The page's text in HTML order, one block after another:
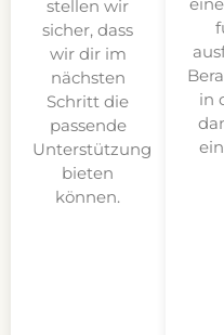
stellen wir
sicher, dass
wir dir im
nächsten
Schritt die
passende
Unterstützung
bieten
können.
in